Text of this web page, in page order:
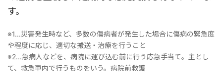
す。
※1...災害発生時など、多数の傷病者が発生した場合に傷病の緊急度
や程度に応じ、適切な搬送・治療を行うこと
※2...急病人などを、病院に運び込む前に行う応急手当て。主とし
て、救急車内で行うものをいう。病院前救護